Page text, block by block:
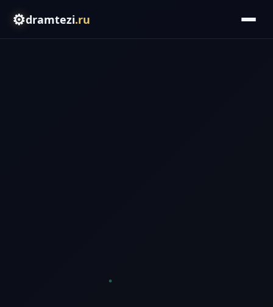
⚙️dramtezi.ru